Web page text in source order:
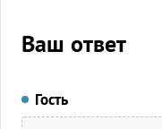
Ваш ответ
Гость